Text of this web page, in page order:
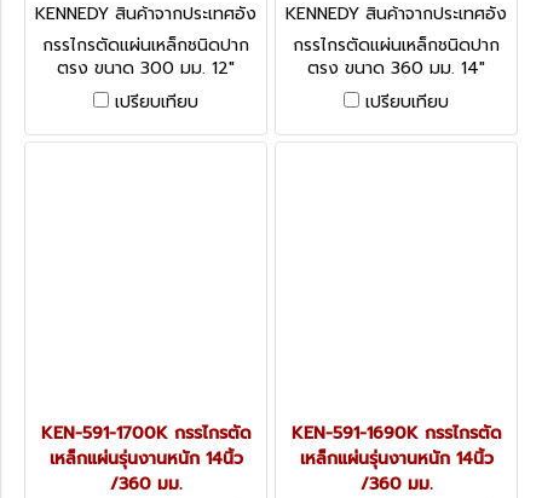
KENNEDY สินค้าจากประเทศอัง
กฤษ KEN-591-1120K
กรรไกรตัดแผ่นเหล็กชนิดปาก
ตรง ขนาด 300 มม. 12"
STRAIGHT BLADE TINSNIP
เปรียบเทียบ
KENNEDY สินค้าจากประเทศอัง
กฤษ KEN-591-1140K
กรรไกรตัดแผ่นเหล็กชนิดปาก
ตรง ขนาด 360 มม. 14"
STRAIGHT BLADE TINSNIP
เปรียบเทียบ
KEN-591-1700K กรรไกรตัด
เหล็กแผ่นรุ่นงานหนัก 14นิ้ว
/360 มม.
KEN-591-1690K กรรไกรตัด
เหล็กแผ่นรุ่นงานหนัก 14นิ้ว
/360 มม.